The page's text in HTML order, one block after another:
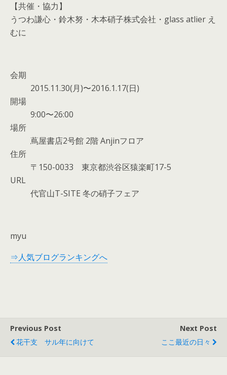
【共催・協力】
うつわ謙心・鈴木努・木本硝子株式会社・glass atlier え
むに
会期
2015.11.30(月)〜2016.1.17(日)
開場
9:00〜26:00
場所
蔦屋書店2号館 2階 Anjinフロア
住所
〒150-0033 東京都渋谷区猿楽町17-5
URL
代官山T-SITE 冬の硝子フェア
myu
⇒人気ブログランキングへ
Previous Post
花干支 サル年に向けて
Next Post
ここ最近の日々